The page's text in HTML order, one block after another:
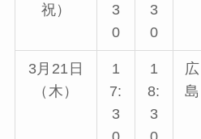
祝）
3
0
3
0
3月21日
（木）
1
7:
3
1
8:
3
広
島